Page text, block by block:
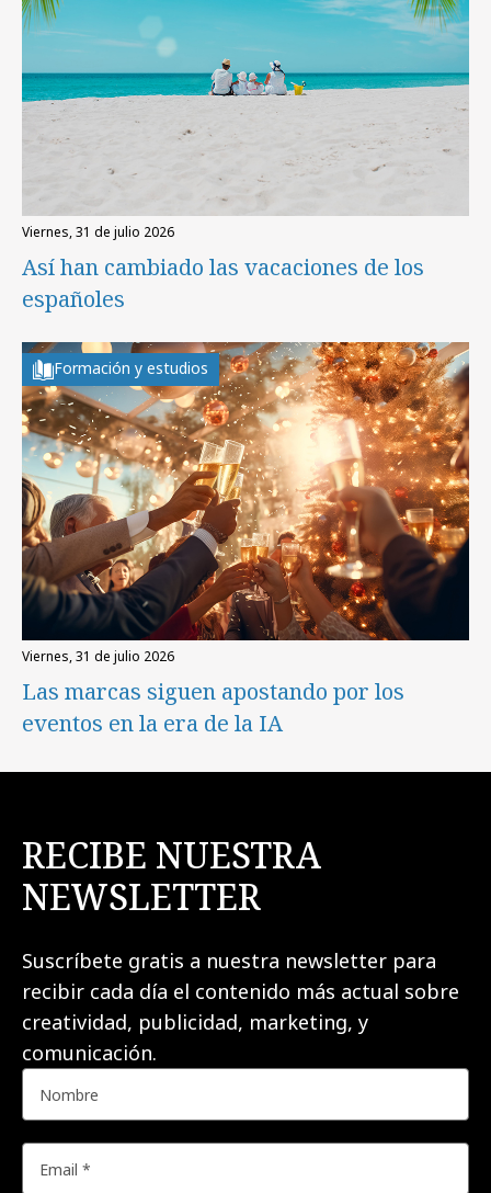
viernes, 31 de julio 2026
Así han cambiado las vacaciones de los
españoles
Formación y estudios
viernes, 31 de julio 2026
Las marcas siguen apostando por los
eventos en la era de la IA
RECIBE NUESTRA
NEWSLETTER
Suscríbete gratis a nuestra newsletter para
recibir cada día el contenido más actual sobre
creatividad, publicidad, marketing, y
comunicación.